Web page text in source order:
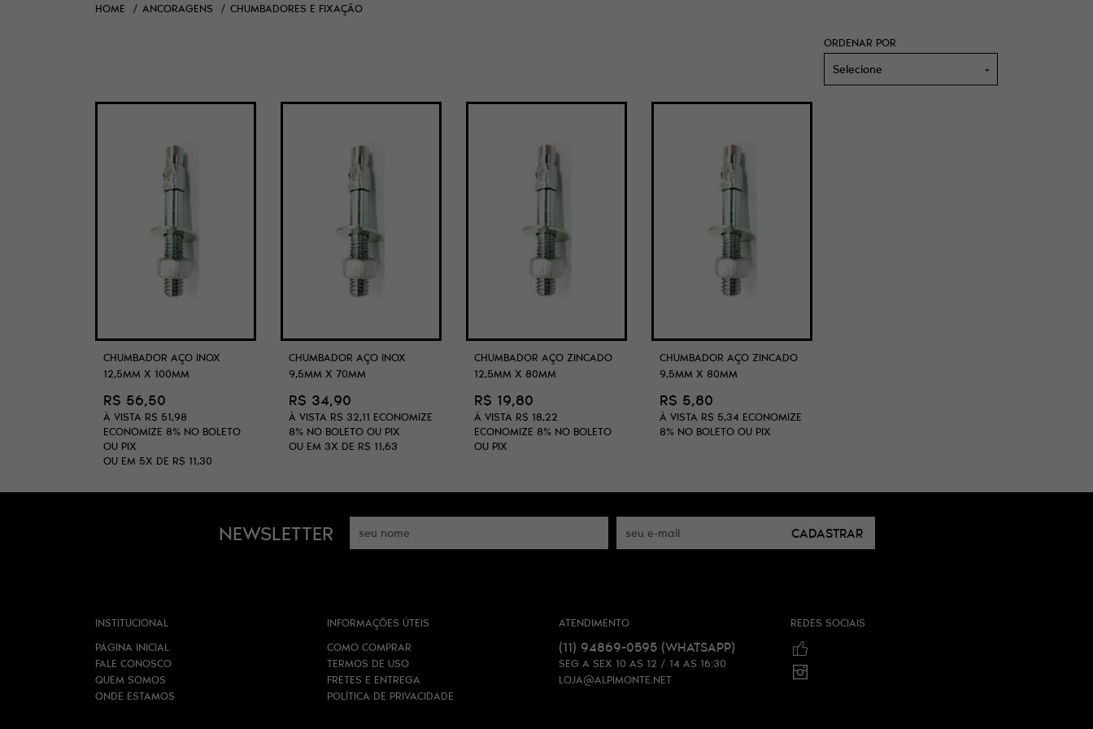
HOME ANCORAGENS CHUMBADORES E FIXAÇÃO
ORDENAR POR
Selecione
CHUMBADOR AÇO INOX
12,5MM X 100MM
R$ 56,50
À VISTA R$ 51,98
ECONOMIZE 8% NO BOLETO
OU PIX
OU EM 5X DE R$ 11,30
CHUMBADOR AÇO INOX
9,5MM X 70MM
R$ 34,90
À VISTA R$ 32,11 ECONOMIZE
8% NO BOLETO OU PIX
OU EM 3X DE R$ 11,63
CHUMBADOR AÇO ZINCADO
12,5MM X 80MM
R$ 19,80
À VISTA R$ 18,22
ECONOMIZE 8% NO BOLETO
OU PIX
CHUMBADOR AÇO ZINCADO
9,5MM X 80MM
R$ 5,80
À VISTA R$ 5,34 ECONOMIZE
8% NO BOLETO OU PIX
NEWSLETTER CADASTRAR
INSTITUCIONAL
PÁGINA INICIAL
FALE CONOSCO
QUEM SOMOS
ONDE ESTAMOS
INFORMAÇÕES ÚTEIS
COMO COMPRAR
TERMOS DE USO
FRETES E ENTREGA
POLÍTICA DE PRIVACIDADE
ATENDIMENTO
(11) 94869-0595 (WHATSAPP)
SEG A SEX 10 AS 12 / 14 AS 16:30
LOJA@ALPIMONTE.NET
REDES SOCIAIS